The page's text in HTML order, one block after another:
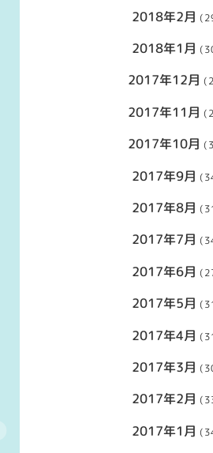
2018年2月
2018年1月
2017年12月
2017年11月
2017年10月
2017年9月
2017年8月
2017年7月
2017年6月
2017年5月
2017年4月
2017年3月
2017年2月
2017年1月